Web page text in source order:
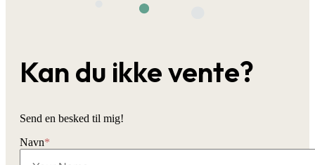
Kan du ikke vente?
Send en besked til mig!
Navn*